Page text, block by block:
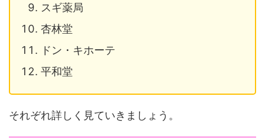
スギ薬局
杏林堂
ドン・キホーテ
平和堂
それぞれ詳しく見ていきましょう。